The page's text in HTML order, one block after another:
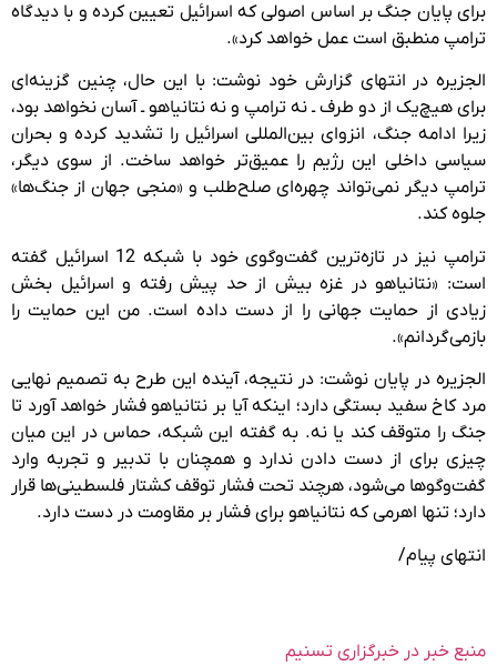
برای پایان جنگ بر اساس اصولی که اسرائیل تعیین کرده و با دیدگاه
ترامپ منطبق است عمل خواهد کرد».
الجزیره در انتهای گزارش خود نوشت: با این حال، چنین گزینه‌ای
برای هیچ‌یک از دو طرف ـ نه ترامپ و نه نتانیاهو ـ آسان نخواهد بود،
زیرا ادامه جنگ، انزوای بین‌المللی اسرائیل را تشدید کرده و بحران
سیاسی داخلی این رژیم را عمیق‌تر خواهد ساخت. از سوی دیگر،
ترامپ دیگر نمی‌تواند چهره‌ای صلح‌طلب و «منجی جهان از جنگ‌ها»
جلوه کند.
ترامپ نیز در تازه‌ترین گفت‌وگوی خود با شبکه 12 اسرائیل گفته
است: «نتانیاهو در غزه بیش از حد پیش رفته و اسرائیل بخش
زیادی از حمایت جهانی را از دست داده است. من این حمایت را
بازمی‌گردانم».
الجزیره در پایان نوشت: در نتیجه، آینده این طرح به تصمیم نهایی
مرد کاخ سفید بستگی دارد؛ اینکه آیا بر نتانیاهو فشار خواهد آورد تا
جنگ را متوقف کند یا نه. به گفته این شبکه، حماس در این میان
چیزی برای از دست دادن ندارد و همچنان با تدبیر و تجربه وارد
گفت‌وگوها می‌شود، هرچند تحت فشار توقف کشتار فلسطینی‌ها قرار
دارد؛ تنها اهرمی که نتانیاهو برای فشار بر مقاومت در دست دارد.
انتهای پیام/
منبع خبر در خبرگزاری تسنیم